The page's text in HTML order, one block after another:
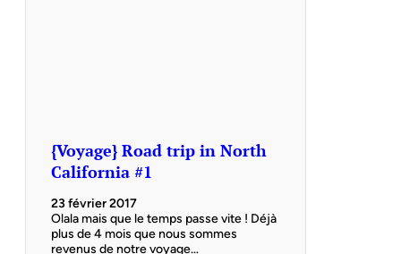
{Voyage} Road trip in North
California #1
23 février 2017
Olala mais que le temps passe vite ! Déjà
plus de 4 mois que nous sommes
revenus de notre voyage…